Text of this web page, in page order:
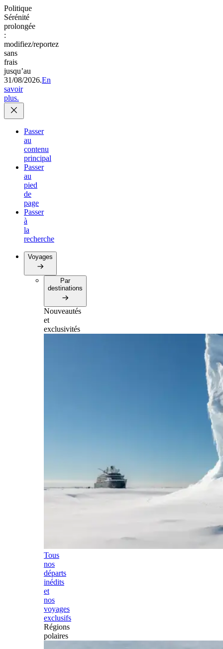
Politique
Sérénité
prolongée
:
modifiez/reportez
sans
frais
jusqu’au
31/08/2026.En
savoir
plus.
Passer
au
contenu
principal
Passer
au
pied
de
page
Passer
à
la
recherche
Voyages
Par
destinations
Nouveautés
et
exclusivités
Tous
nos
départs
inédits
et
nos
voyages
exclusifs
Régions
polaires